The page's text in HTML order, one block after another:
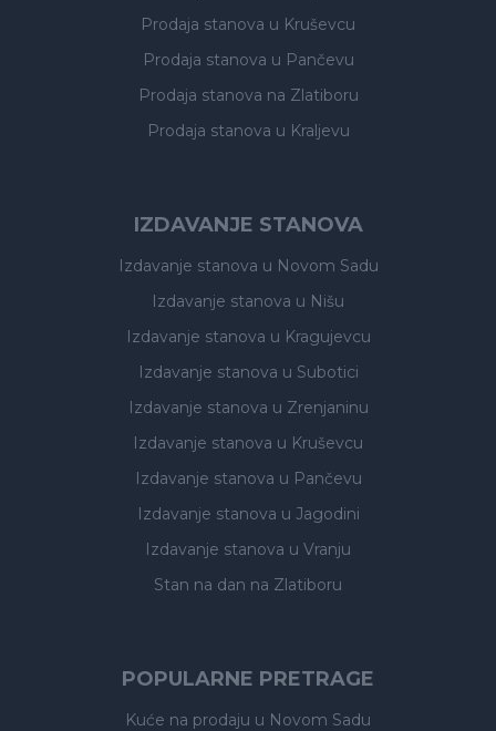
Prodaja stanova u Kruševcu
Prodaja stanova u Pančevu
Prodaja stanova na Zlatiboru
Prodaja stanova u Kraljevu
IZDAVANJE STANOVA
Izdavanje stanova u Novom Sadu
Izdavanje stanova u Nišu
Izdavanje stanova u Kragujevcu
Izdavanje stanova u Subotici
Izdavanje stanova u Zrenjaninu
Izdavanje stanova u Kruševcu
Izdavanje stanova u Pančevu
Izdavanje stanova u Jagodini
Izdavanje stanova u Vranju
Stan na dan na Zlatiboru
POPULARNE PRETRAGE
Kuće na prodaju u Novom Sadu